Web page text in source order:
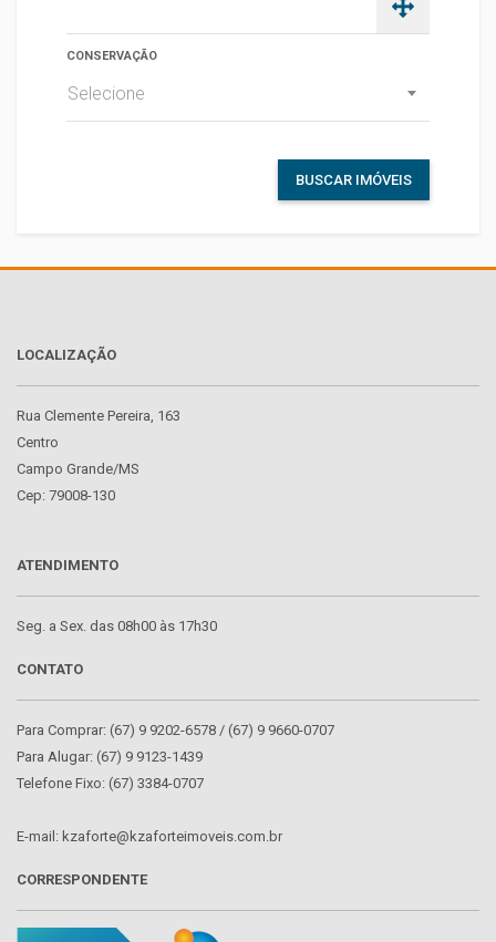
CONSERVAÇÃO
Selecione
BUSCAR IMÓVEIS
LOCALIZAÇÃO
Rua Clemente Pereira, 163
Centro
Campo Grande/MS
Cep: 79008-130
ATENDIMENTO
Seg. a Sex. das 08h00 às 17h30
CONTATO
Para Comprar: (67) 9 9202-6578 / (67) 9 9660-0707
Para Alugar: (67) 9 9123-1439
Telefone Fixo: (67) 3384-0707
E-mail: kzaforte@kzaforteimoveis.com.br
CORRESPONDENTE